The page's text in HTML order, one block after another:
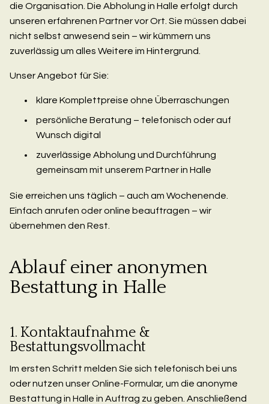
die Organisation. Die Abholung in Halle erfolgt durch
unseren erfahrenen Partner vor Ort. Sie müssen dabei
nicht selbst anwesend sein – wir kümmern uns
zuverlässig um alles Weitere im Hintergrund.
Unser Angebot für Sie:
klare Komplettpreise ohne Überraschungen
persönliche Beratung – telefonisch oder auf
Wunsch digital
zuverlässige Abholung und Durchführung
gemeinsam mit unserem Partner in Halle
Sie erreichen uns täglich – auch am Wochenende.
Einfach anrufen oder online beauftragen – wir
übernehmen den Rest.
Ablauf einer anonymen
Bestattung in Halle
1. Kontaktaufnahme &
Bestattungsvollmacht
Im ersten Schritt melden Sie sich telefonisch bei uns
oder nutzen unser Online-Formular, um die anonyme
Bestattung in Halle in Auftrag zu geben. Anschließend